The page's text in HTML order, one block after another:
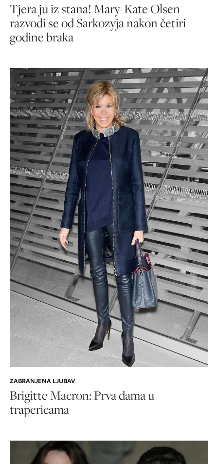
Tjera ju iz stana! Mary-Kate Olsen
razvodi se od Sarkozyja nakon četiri
godine braka
ZABRANJENA LJUBAV
Brigitte Macron: Prva dama u
trapericama